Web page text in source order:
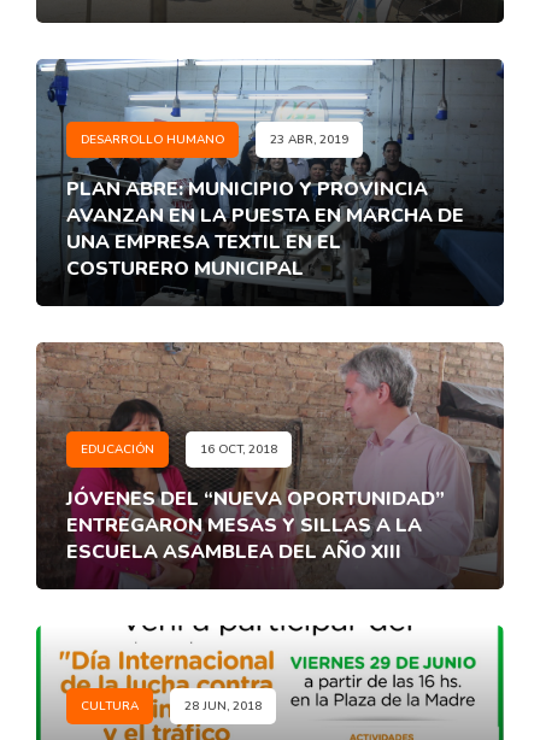
DESARROLLO HUMANO 23 ABR, 2019
PLAN ABRE: MUNICIPIO Y PROVINCIA
AVANZAN EN LA PUESTA EN MARCHA DE
UNA EMPRESA TEXTIL EN EL
COSTURERO MUNICIPAL
EDUCACIÓN 16 OCT, 2018
JÓVENES DEL “NUEVA OPORTUNIDAD”
ENTREGARON MESAS Y SILLAS A LA
ESCUELA ASAMBLEA DEL AÑO XIII
CULTURA 28 JUN, 2018